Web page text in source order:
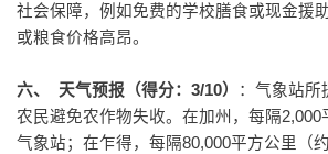
社会保障，例如免费的学校膳食或现金援
或粮食价格高昂。
六、 天气预报（得分： 3/10）
：气象站所
农民避免农作物失收。在加州，每隔2,000
气象站；在乍得，每隔80,000平方公里（